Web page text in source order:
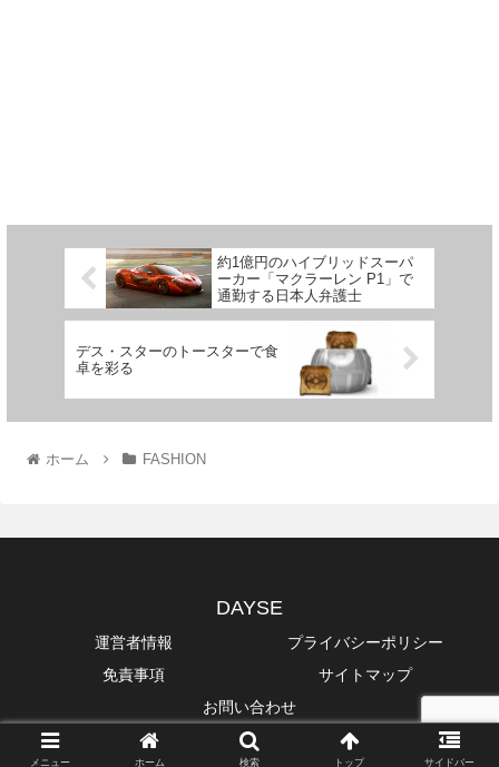
約1億円のハイブリッドスーパ
ーカー「マクラーレン P1」で
通勤する日本人弁護士
デス・スターのトースターで食
卓を彩る
ホーム FASHION
DAYSE
運営者情報
プライバシーポリシー
免責事項
サイトマップ
お問い合わせ
Copyright © 2014-2026 DAYSE All Rights Reserved.
メニュー ホーム 検索 トップ サイドバー